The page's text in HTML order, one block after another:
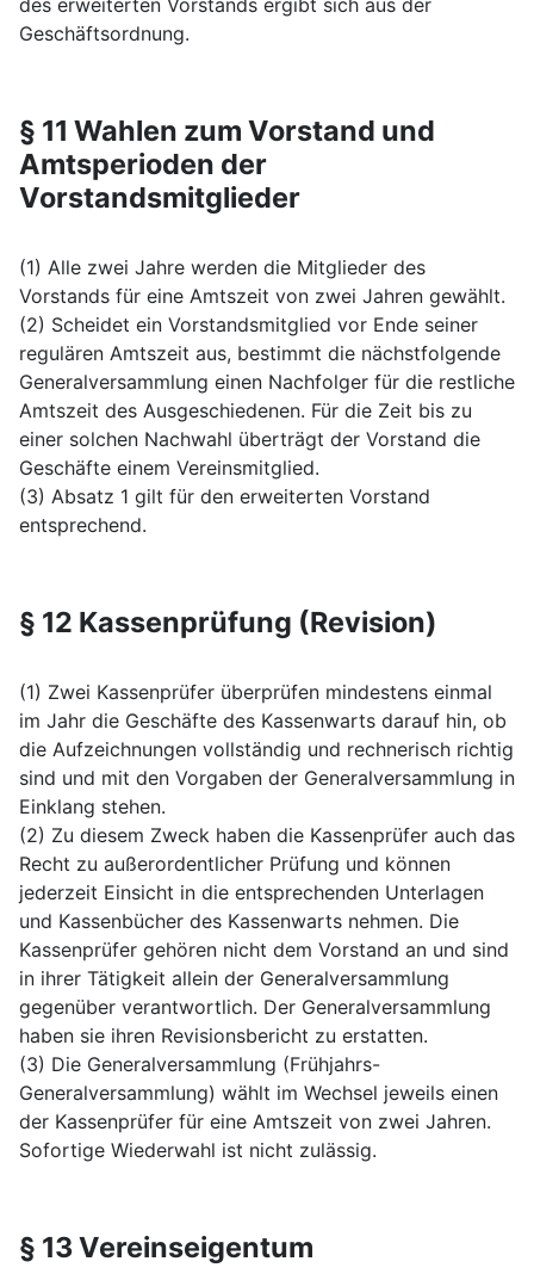
des erweiterten Vorstands ergibt sich aus der
Geschäftsordnung.
§ 11 Wahlen zum Vorstand und
Amtsperioden der
Vorstandsmitglieder
(1) Alle zwei Jahre werden die Mitglieder des
Vorstands für eine Amtszeit von zwei Jahren gewählt.
(2) Scheidet ein Vorstandsmitglied vor Ende seiner
regulären Amtszeit aus, bestimmt die nächstfolgende
Generalversammlung einen Nachfolger für die restliche
Amtszeit des Ausgeschiedenen. Für die Zeit bis zu
einer solchen Nachwahl überträgt der Vorstand die
Geschäfte einem Vereinsmitglied.
(3) Absatz 1 gilt für den erweiterten Vorstand
entsprechend.
§ 12 Kassenprüfung (Revision)
(1) Zwei Kassenprüfer überprüfen mindestens einmal
im Jahr die Geschäfte des Kassenwarts darauf hin, ob
die Aufzeichnungen vollständig und rechnerisch richtig
sind und mit den Vorgaben der Generalversammlung in
Einklang stehen.
(2) Zu diesem Zweck haben die Kassenprüfer auch das
Recht zu außerordentlicher Prüfung und können
jederzeit Einsicht in die entsprechenden Unterlagen
und Kassenbücher des Kassenwarts nehmen. Die
Kassenprüfer gehören nicht dem Vorstand an und sind
in ihrer Tätigkeit allein der Generalversammlung
gegenüber verantwortlich. Der Generalversammlung
haben sie ihren Revisionsbericht zu erstatten.
(3) Die Generalversammlung (Frühjahrs-
Generalversammlung) wählt im Wechsel jeweils einen
der Kassenprüfer für eine Amtszeit von zwei Jahren.
Sofortige Wiederwahl ist nicht zulässig.
§ 13 Vereinseigentum